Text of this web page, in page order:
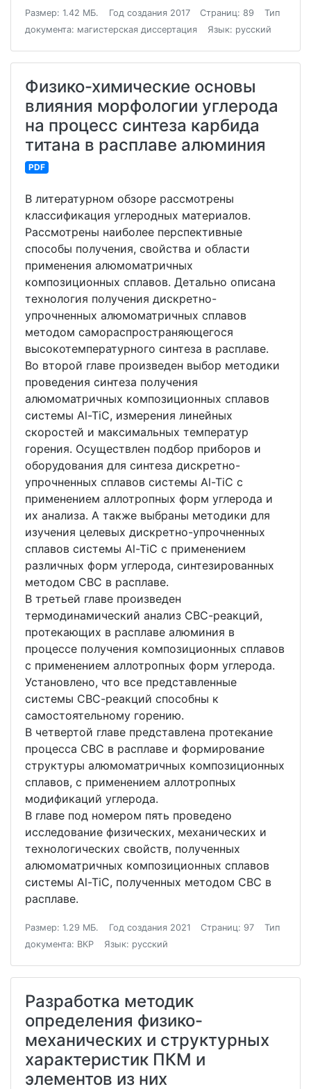
Размер: 1.42 МБ. Год создания 2017 Страниц: 89
Тип
документа: магистерская диссертация
Язык: русский
Физико-химические основы
влияния морфологии углерода
на процесс синтеза карбида
титана в расплаве алюминия
PDF
В литературном обзоре рассмотрены
классификация углеродных материалов.
Рассмотрены наиболее перспективные
способы получения, свойства и области
применения алюмоматричных
композиционных сплавов. Детально описана
технология получения дискретно-
упрочненных алюмоматричных сплавов
методом самораспространяющегося
высокотемпературного синтеза в расплаве.
Во второй главе произведен выбор методики
проведения синтеза получения
алюмоматричных композиционных сплавов
системы Al-TiC, измерения линейных
скоростей и максимальных температур
горения. Осуществлен подбор приборов и
оборудования для синтеза дискретно-
упрочненных сплавов системы Al-TiC с
применением аллотропных форм углерода и
их анализа. А также выбраны методики для
изучения целевых дискретно-упрочненных
сплавов системы Al-TiC с применением
различных форм углерода, синтезированных
методом СВС в расплаве.
В третьей главе произведен
термодинамический анализ CВС-реакций,
протекающих в расплаве алюминия в
процессе получения композиционных сплавов
с применением аллотропных форм углерода.
Установлено, что все представленные
системы СВС-реакций способны к
самостоятельному горению.
В четвертой главе представлена протекание
процесса СВС в расплаве и формирование
структуры алюмоматричных композиционных
сплавов, с применением аллотропных
модификаций углерода.
В главе под номером пять проведено
исследование физических, механических и
технологических свойств, полученных
алюмоматричных композиционных сплавов
системы Al-TiC, полученных методом СВС в
расплаве.
Размер: 1.29 МБ. Год создания 2021 Страниц: 97
Тип
документа: ВКР
Язык: русский
Разработка методик
определения физико-
механических и структурных
характеристик ПКМ и
элементов из них